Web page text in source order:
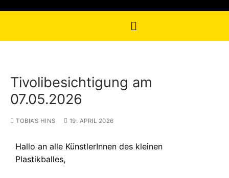
Tivolibesichtigung am
07.05.2026
TOBIAS HINS 19. APRIL 2026
Hallo an alle KünstlerInnen des kleinen
Plastikballes,